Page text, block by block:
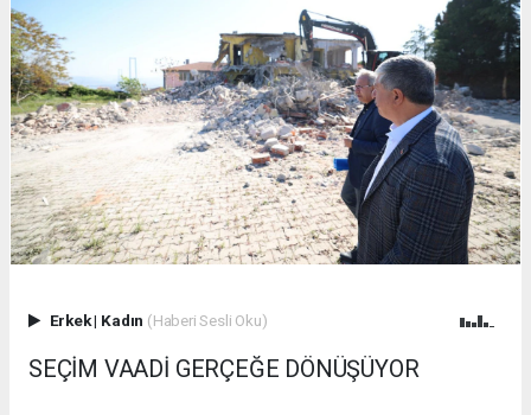
Erkek| Kadın (Haberi Sesli Oku)
SEÇİM VAADİ GERÇEĞE DÖNÜŞÜYOR